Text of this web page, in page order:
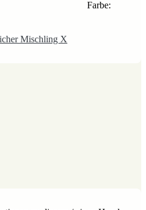
Farbe:
Mischling X